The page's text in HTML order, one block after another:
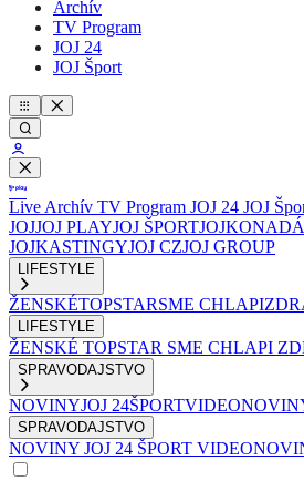
Archív
TV Program
JOJ 24
JOJ Šport
Live Archív TV Program JOJ 24 JOJ
JOJJOJ PLAYJOJ ŠPORTJOJKO
JOJKASTINGYJOJ CZJOJ GROUP
LIFESTYLE
ŽENSKÉTOPSTARSME CHLAPI
LIFESTYLE
ŽENSKÉ TOPSTAR SME CHLAPI
SPRAVODAJSTVO
NOVINYJOJ 24ŠPORT
SPRAVODAJSTVO
NOVINY JOJ 24 ŠPORT